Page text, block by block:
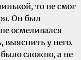
то не смог
Он был
осмеливался
выяснить у него.
сложно, а не